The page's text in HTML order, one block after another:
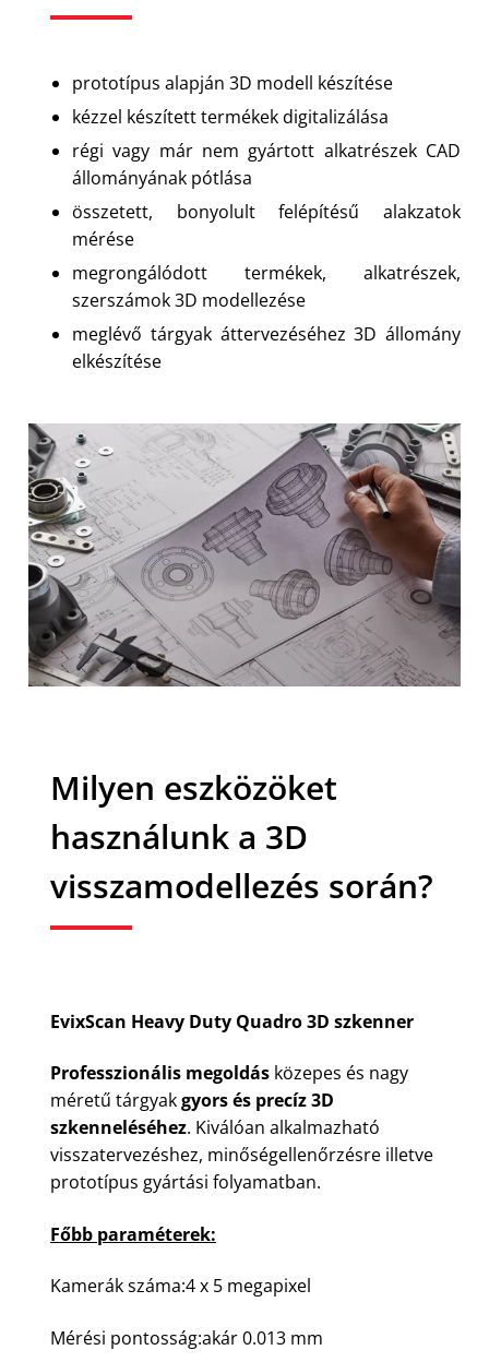
prototípus alapján 3D modell készítése
kézzel készített termékek digitalizálása
régi vagy már nem gyártott alkatrészek CAD
állományának pótlása
összetett, bonyolult felépítésű alakzatok
mérése
megrongálódott termékek, alkatrészek,
szerszámok 3D modellezése
meglévő tárgyak áttervezéséhez 3D állomány
elkészítése
Milyen eszközöket
használunk a 3D
visszamodellezés során?
EvixScan Heavy Duty Quadro 3D szkenner
Professzionális megoldás közepes és nagy
méretű tárgyakgyors és precíz 3D
szkenneléséhez. Kiválóan alkalmazható
visszatervezéshez, minőségellenőrzésre illetve
prototípus gyártási folyamatban.
Főbb paraméterek:
Kamerák száma:4 x 5 megapixel
Mérési pontosság:akár 0.013 mm